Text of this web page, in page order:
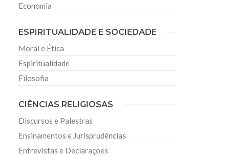
Economia
ESPIRITUALIDADE E SOCIEDADE
Moral e Ética
Espiritualidade
Filosofia
CIÊNCIAS RELIGIOSAS
Discursos e Palestras
Ensinamentos e Jurisprudências
Entrevistas e Declarações